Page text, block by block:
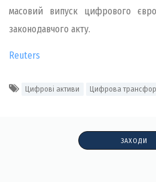
масовий випуск цифрового
законодавчого акту.
Reuters
Цифрові активи Цифрова
ЗАХОДИ